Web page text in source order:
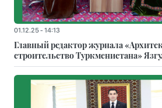
01.12.25 - 14:13
Главный редактор журнала
строительство Туркменистана»